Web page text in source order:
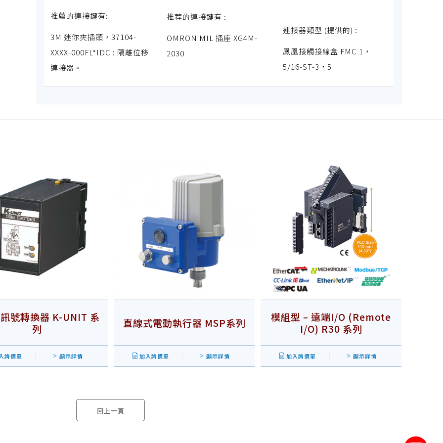
推薦的連接鍵有:
3M 迷你夾插頭，37104-
XXXX-000FL*IDC : 隔離位移
連接器。
推荐的連接鍵有 :
OMRON MIL 插座 XG4M-
2030
連接器類型 (提供的) :
鳳凰接觸接線盒 FMC 1，
5/16-ST-3，5
號轉換器 K-UNIT 系
列
詢價單 顯示詳情
直線式電動執行器 MSP系列
加入詢價單 顯示詳情
模組型 – 遠端I/O (Remote
I/O) R30 系列
加入詢價單 顯示詳情
回上一頁